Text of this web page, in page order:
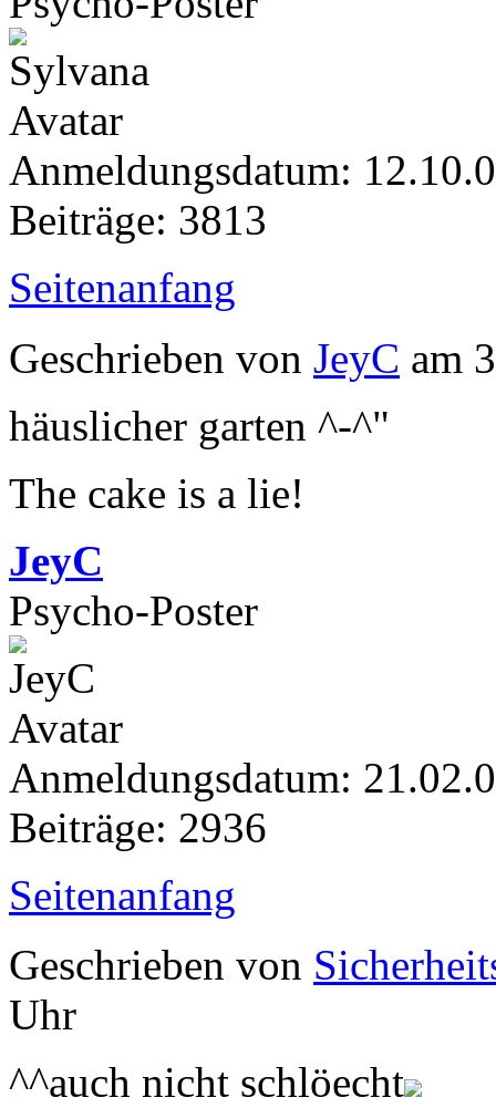
Anmeldungsdatum:
Beiträge: 3813
Seitenanfang
Geschrieben von JeyC am
häuslicher garten ^-^"
The cake is a lie!
JeyC
Psycho-Poster
Anmeldungsdatum:
Beiträge: 2936
Seitenanfang
Geschrieben von
Uhr
^^auch nicht schlöecht